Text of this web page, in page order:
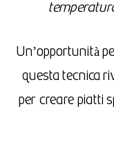
Un’opportunità
questa tecnica
per creare piatti